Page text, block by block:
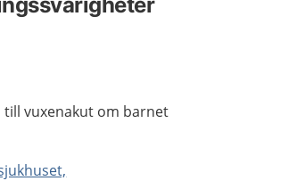
till vuxenakut om barnet